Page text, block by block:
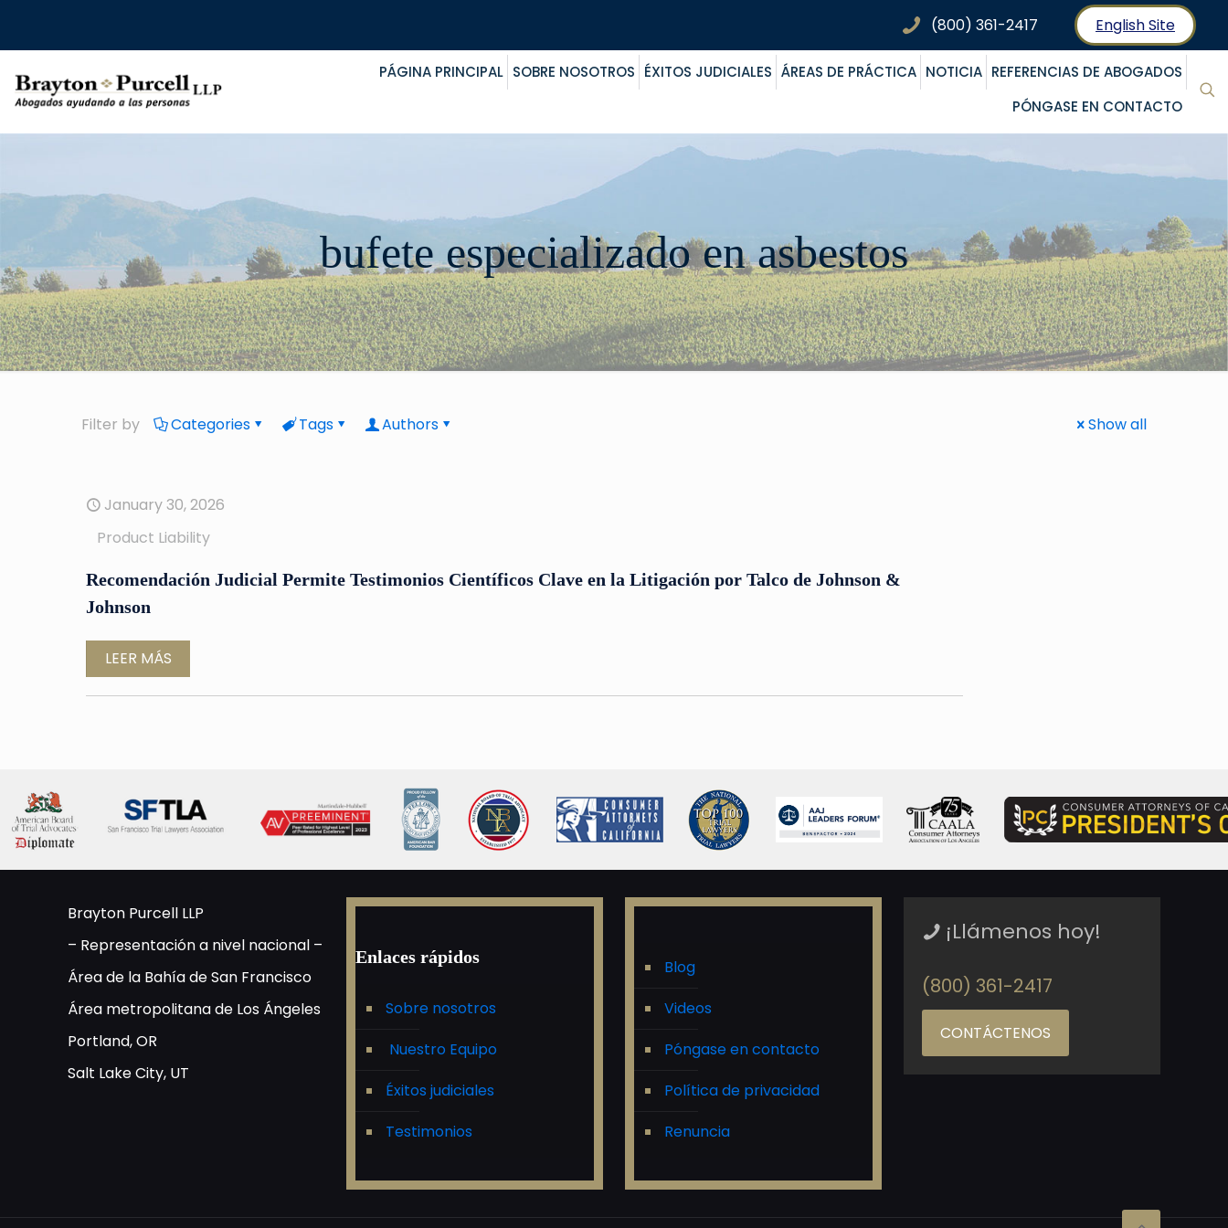
(800) 361-2417 English Site
PÁGINA PRINCIPAL SOBRE NOSOTROS ÉXITOS JUDICIALES ÁREAS DE PRÁCTICA NOTICIA REFERENCIAS DE ABOGADOS
PÓNGASE EN CONTACTO
bufete especializado en asbestos
Filter by Categories Tags Authors Show all
January 30, 2026
Product Liability
Recomendación Judicial Permite Testimonios Científicos Clave en la Litigación por Talco de Johnson &
Johnson
LEER MÁS
Brayton Purcell LLP
– Representación a nivel nacional –
Área de la Bahía de San Francisco
Área metropolitana de Los Ángeles
Portland, OR
Salt Lake City, UT
Enlaces rápidos
Sobre nosotros
Nuestro Equipo
Éxitos judiciales
Testimonios
Blog
Videos
Póngase en contacto
Política de privacidad
Renuncia
¡Llámenos hoy!
(800) 361-2417
CONTÁCTENOS